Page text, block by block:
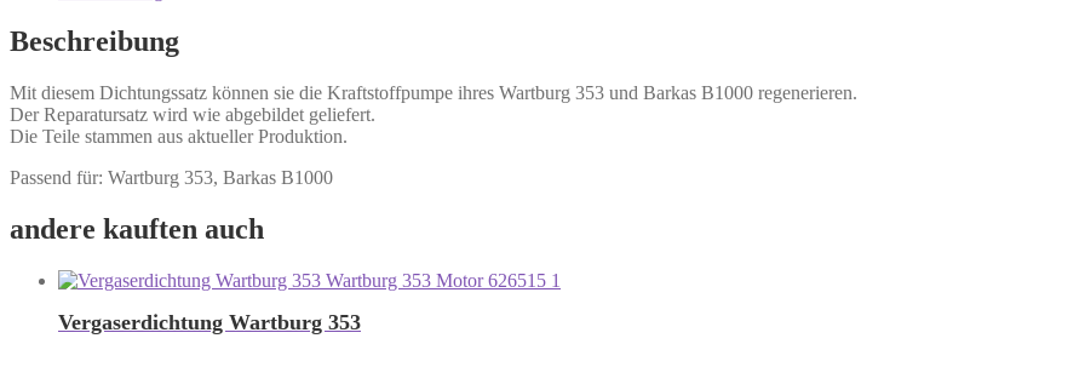
Beschreibung
Mit diesem Dichtungssatz können sie die Kraftstoffpumpe ihres Wartburg 353 und Barkas B1000 regenerieren.
Der Reparatursatz wird wie abgebildet geliefert.
Die Teile stammen aus aktueller Produktion.
Passend für: Wartburg 353, Barkas B1000
andere kauften auch
Vergaserdichtung Wartburg 353